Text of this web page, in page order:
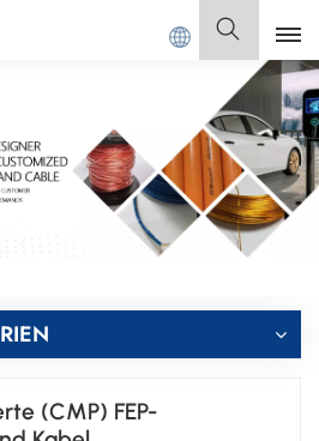
SPECIAL CABLE Co., Ltd. Deutsch
English
Français
Italiano
Español
(CMP) FEP-